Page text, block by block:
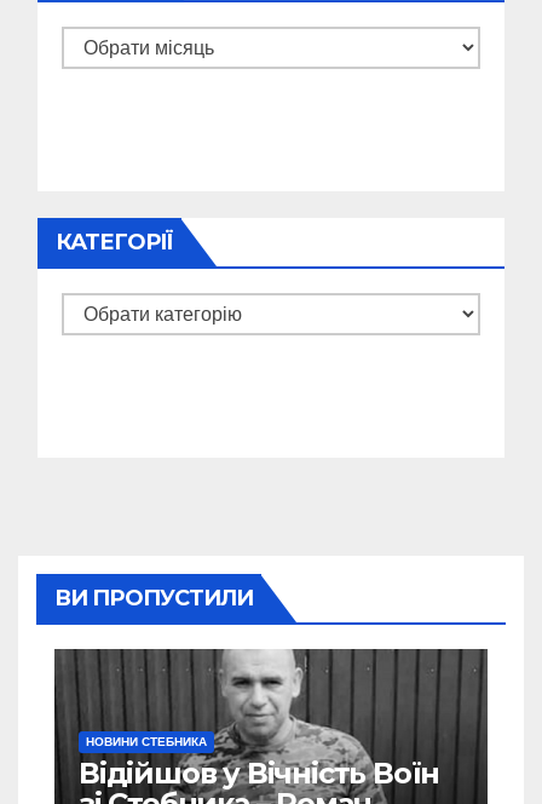
Архіви
КАТЕГОРІЇ
Категорії
ВИ ПРОПУСТИЛИ
НОВИНИ СТЕБНИКА
Відійшов у Вічність Воїн